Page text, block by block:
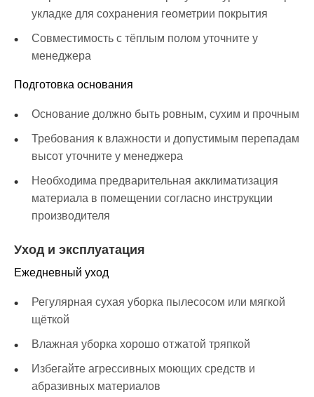
укладке для сохранения геометрии покрытия
Совместимость с тёплым полом уточните у
менеджера
Подготовка основания
Основание должно быть ровным, сухим и прочным
Требования к влажности и допустимым перепадам
высот уточните у менеджера
Необходима предварительная акклиматизация
материала в помещении согласно инструкции
производителя
Уход и эксплуатация
Ежедневный уход
Регулярная сухая уборка пылесосом или мягкой
щёткой
Влажная уборка хорошо отжатой тряпкой
Избегайте агрессивных моющих средств и
абразивных материалов